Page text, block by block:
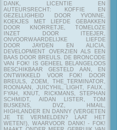
DANK, LICENTIE EN
AUTEURSRECHT: KOFFIE EN
GEZELLIGHEID DOOR YVONNE,
KOEKJES MET LIEFDE GEBAKKEN
DOOR KNORRETJE, TOMELOZE
INZET DOOR ITEEJER,
ONVOORWAARDELIJKE LIEFDE
DOOR JAYDEN EN ALICIA,
DEVELOPMENT OVERZIEN ALS EEN
BAAS DOOR BREULS. DE BRONCODE
VAN FOK! IS GEHEEL BELANGELOOS
BESCHIKBAAR GESTELD AAN, EN
ONTWIKKELD VOOR FOK! DOOR
BREULS, ZOEM, THE_TERMINATOR,
ROONAAN, JUICYHIL, LIGHT, FAUX.,
FYAH, KNUT, RICKMANS, STEPHAN
SCHMIDT, AIDAN LISTER, TOM
BUSKENS, DVZ, HMAIL,
HIGHLANDER EN DANNY (VERGETEN
JE TE VERMELDEN? LAAT HET
WETEN!), WAARVOOR DANK! - FOK!